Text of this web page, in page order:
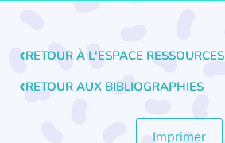
RETOUR À L'ESPACE RESSOURCES
RETOUR AUX BIBLIOGRAPHIES
Imprimer